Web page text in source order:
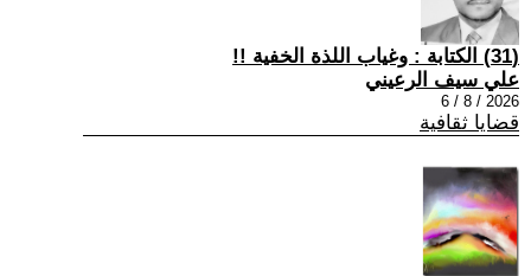
(31) الكتابة : وغياب اللذة الخفية !!
علي سيف الرعيني
2026 / 8 / 6
قضايا ثقافية